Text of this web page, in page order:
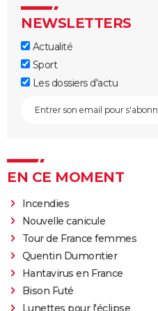
NEWSLETTERS
Actualité
Sport
Les dossiers d'actu
EN CE MOMENT
Incendies
Nouvelle canicule
Tour de France femmes
Quentin Dumontier
Hantavirus en France
Bison Futé
Lunettes pour l'éclipse